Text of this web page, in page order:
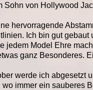
Sohn von Hollywood
hervorragende
Ich bin gut gebaut
jedem Model Ehre
ganz Besonderes.
werde ich abgesetzt
wo immer ein sauberes